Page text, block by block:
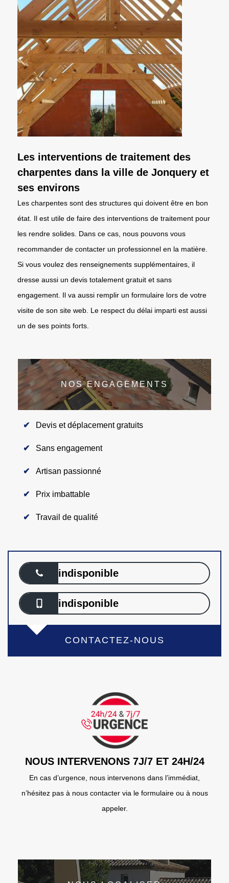
Les interventions de traitement des
charpentes dans la ville de Jonquery et
ses environs
Les charpentes sont des structures qui doivent être en bon
état. Il est utile de faire des interventions de traitement pour
les rendre solides. Dans ce cas, nous pouvons vous
recommander de contacter un professionnel en la matière.
Si vous voulez des renseignements supplémentaires, il
dresse aussi un devis totalement gratuit et sans
engagement. Il va aussi remplir un formulaire lors de votre
visite de son site web. Le respect du délai imparti est aussi
un de ses points forts.
NOS ENGAGEMENTS
Devis et déplacement gratuits
Sans engagement
Artisan passionné
Prix imbattable
Travail de qualité
indisponible
indisponible
CONTACTEZ-NOUS
NOUS INTERVENONS 7J/7 ET 24H/24
En cas d’urgence, nous intervenons dans l’immédiat,
n’hésitez pas à nous contacter via le formulaire ou à nous
appeler.